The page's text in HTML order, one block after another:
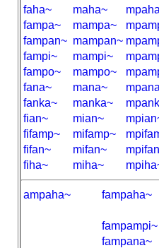
faha~ maha~
fampa~
mampa~
fampan~ mampan~
fampi~
mampi~
fampo~
mampo~
fana~
mana~
fanka~
manka~
fian~
mian~
fifamp~
mifamp~
fifan~
mifan~
fiha~
miha~
ampaha~ fampaha~
fampampi~
fampana~